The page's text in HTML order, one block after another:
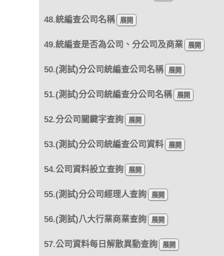
48.統編查公司名稱
49.統編查是否為公司、分公司及商業
50.(測試)分公司統編查公司名稱
51.(測試)分公司統編查分公司名稱
52.分公司關鍵字查詢
53.(測試)分公司統編查公司資料
54.公司資料設立查詢
55.(測試)分公司經理人查詢
56.(測試)八大行業商業查詢
57.公司資料每日解散異動查詢